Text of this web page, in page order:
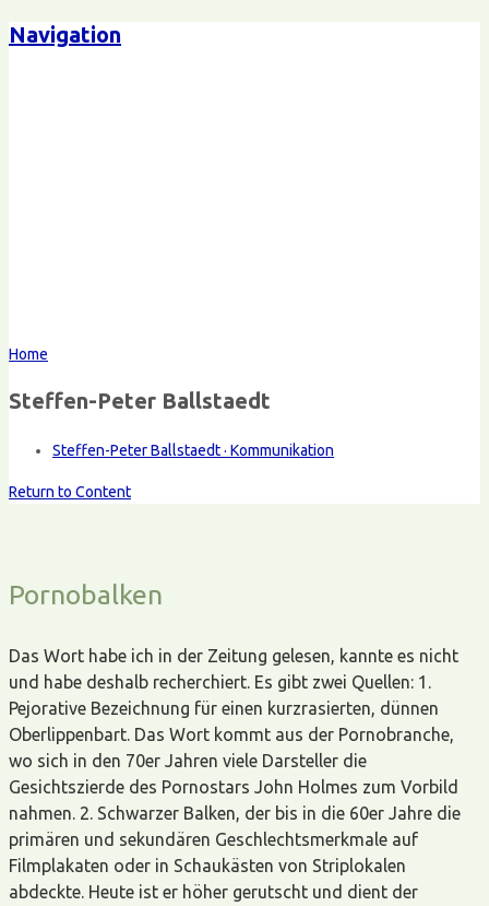
Navigation
Home
Steffen-Peter Ballstaedt
Steffen-Peter Ballstaedt · Kommunikation
Return to Content
Pornobalken
Das Wort habe ich in der Zeitung gelesen, kannte es nicht
und habe deshalb recherchiert. Es gibt zwei Quellen: 1.
Pejorative Bezeichnung für einen kurzrasierten, dünnen
Oberlippenbart. Das Wort kommt aus der Pornobranche,
wo sich in den 70er Jahren viele Darsteller die
Gesichtszierde des Pornostars John Holmes zum Vorbild
nahmen. 2. Schwarzer Balken, der bis in die 60er Jahre die
primären und sekundären Geschlechtsmerkmale auf
Filmplakaten oder in Schaukästen von Striplokalen
abdeckte. Heute ist er höher gerutscht und dient der